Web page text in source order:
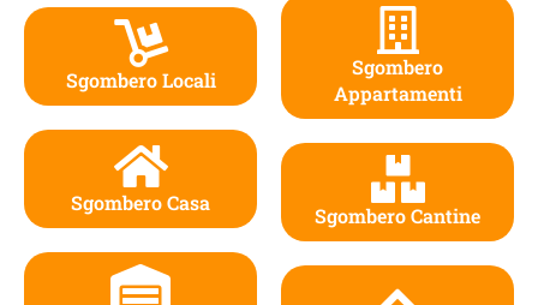
Sgombero Locali
Sgombero Casa
Sgombero
Appartamenti
Sgombero Cantine